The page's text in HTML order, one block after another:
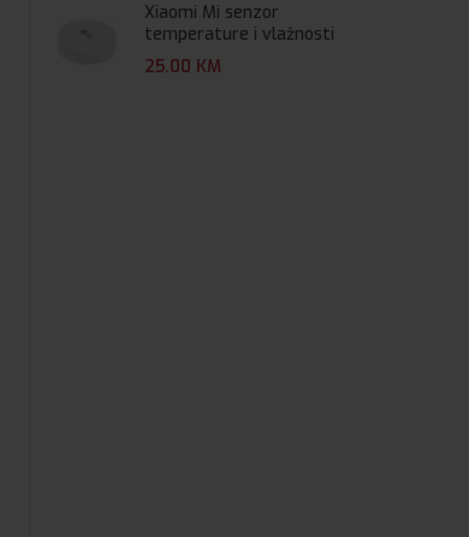
Xiaomi Mi senzor
temperature i vlažnosti
25.00 KM